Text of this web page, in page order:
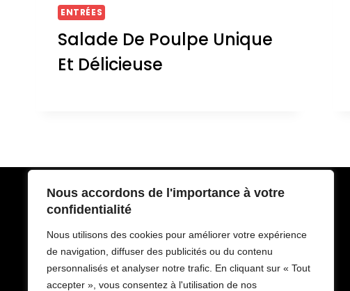
Nous accordons de l'importance à votre
confidentialité
Nous utilisons des cookies pour améliorer votre expérience
de navigation, diffuser des publicités ou du contenu
personnalisés et analyser notre trafic. En cliquant sur « Tout
accepter », vous consentez à l'utilisation de nos
ENTRÉES
Salade De Poulpe Unique
Et Délicieuse
Politique de Confidentialité
À propos de Recette Royale
Nous Contacter